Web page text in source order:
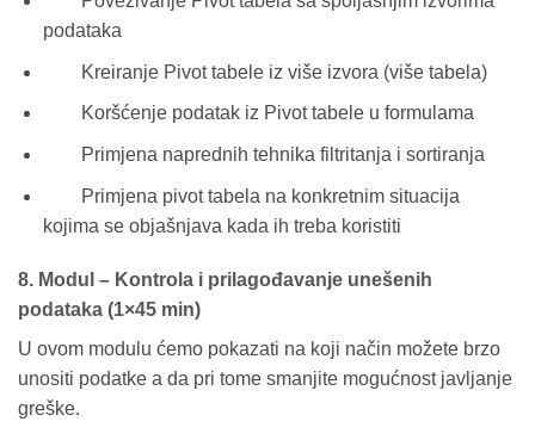
podataka
Kreiranje Pivot tabele iz više izvora (više tabela)
Koršćenje podatak iz Pivot tabele u formulama
Primjena naprednih tehnika filtritanja i sortiranja
Primjena pivot tabela na konkretnim situacija
kojima se objašnjava kada ih treba koristiti
8. Modul – Kontrola i prilagođavanje unešenih
podataka (1×45 min)
U ovom modulu ćemo pokazati na koji način možete brzo
unositi podatke a da pri tome smanjite mogućnost javljanje
greške.